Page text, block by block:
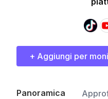
+ Aggiungi per
Panoramica